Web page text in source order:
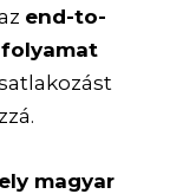
end-to-
magyar